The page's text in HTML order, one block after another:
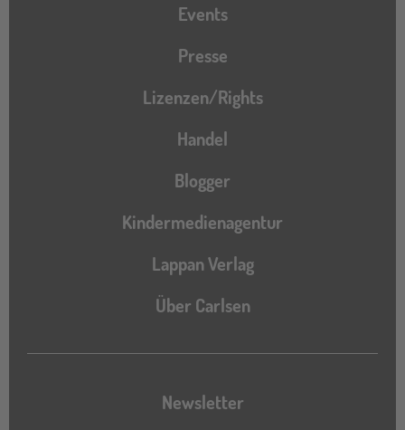
Events
Presse
Lizenzen/Rights
Handel
Blogger
Kindermedienagentur
Lappan Verlag
Über Carlsen
Newsletter